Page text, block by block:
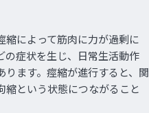
縮によって筋肉に力が過剰に
の症状を生じ、日常生活動作
ます。痙縮が進行すると、関
という状態につながること